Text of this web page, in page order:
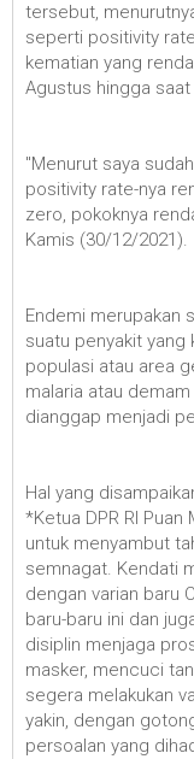
tersebut,
seperti positivity
kematian yang
Agustus hingga saat
"Menurut saya
positivity rate-nya
zero, pokoknya
Kamis (30/12/2021).
Endemi merupakan
suatu penyakit yang
populasi atau area
malaria atau
dianggap menjadi
Hal yang
*Ketua DPR RI
untuk menyambut
semnagat. Kendati
dengan varian baru
baru-baru ini dan
disiplin menjaga
masker, mencuci
segera melakukan
yakin, dengan
persoalan yang